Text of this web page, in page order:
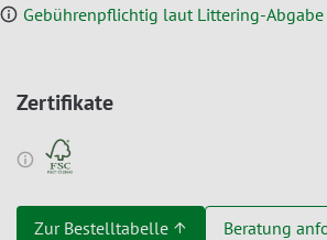
Gebührenpflichtig laut Littering-Abgabe
Zertifikate
Zur Bestelltabelle ↑ Beratung